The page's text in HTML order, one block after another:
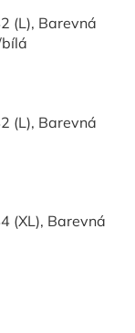
(L), Barevná
(L), Barevná
(XL), Barevná